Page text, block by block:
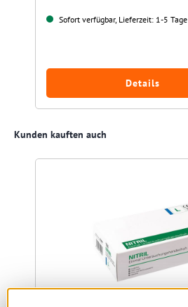
Sofort verfügbar, Lieferzeit: 1-5 Tage
Details
Produktgalerie überspringen
Kunden kauften auch